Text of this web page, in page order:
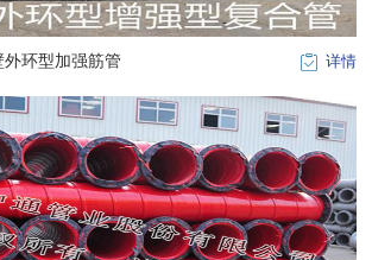
环型加强筋管 详情